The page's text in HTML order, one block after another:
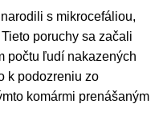
s mikrocefáliou,
poruchy sa začali
počtu ľudí nakazených
k podozreniu zo
komármi prenášaným